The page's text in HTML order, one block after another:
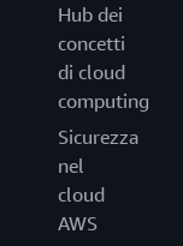
Hub dei
concetti
di cloud
computing
Sicurezza
nel
cloud
AWS